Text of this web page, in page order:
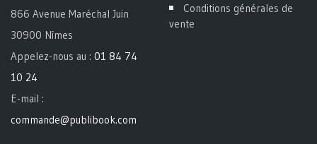
866 Avenue Maréchal Juin
30900 Nîmes
Appelez-nous au : 01 84 74
10 24
E-mail :
commande@publibook.com
Conditions générales de
vente